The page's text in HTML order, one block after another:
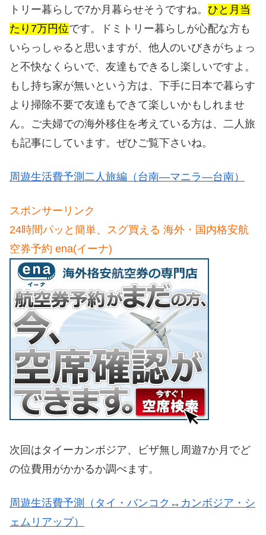
トリー暮らしで7か月暮らせそうですね。 ひと月当
たり7万円位です。ドミトリー暮らしが心配な方も
いらっしゃると思いますが、他人のいびきがちょっ
と不快なくらいで、友達もできるし楽しいですよ。
もし持ち家が無いという方は、下手に日本で暮らす
より掃除不要で友達もできて楽しいかもしれませ
ん。ご夫婦での海外移住を考えている方は、二人旅
も記事にしています。ぜひご覧下さいね。
周遊生活費予測二人旅編（台南―マニラ―台南）
スポンサーリンク
24時間パッと簡単、スグ買える 海外・国内格安航
空券予約 ena(イーナ)
次回はタイーカンボジア、ビザ無し周遊7か月でど
の位費用がかかるか調べます。
周遊生活費予測（タイ・バンコク↔カンボジア・シ
ェムリアップ）